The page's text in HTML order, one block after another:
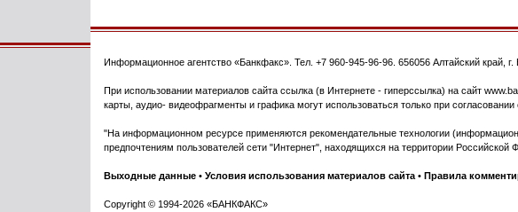
Информационное агентство «Банкфакс» . Тел. +7 960-945-96-96 656056 Алтайский край, г.
При использовании материалов сайта ссылка (в Интернете - гиперссылка) на сайт
карты, аудио- видеофрагменты и графика могут использоваться только при
"На информационном ресурсе применяются рекомендательные технологии
предпочтениям пользователей сети "Интернет", находящихся на территории Российской
Выходные данные • Условия использования материалов сайта • Правила
Copyright © 1994-2026 «БАНКФАКС»